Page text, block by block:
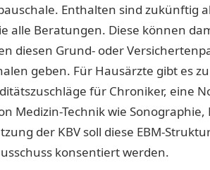
Enthalten sind zukünftig
alle Beratungen. Diese können
diesen Grund- oder
geben. Für Hausärzte gibt es
für Chroniker, eine
Medizin-Technik wie
der KBV soll diese EBM-
konsentiert werden.